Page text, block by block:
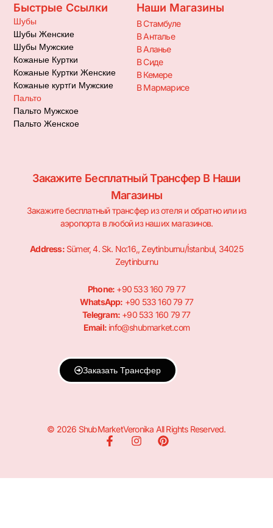
Быстрые Ссылки
Шубы
Шубы Женские
Шубы Мужские
Кожаные Куртки
Кожаные Куртки Женские
Кожаные куртrи Мужские
Пальто
Пальто Мужское
Пальто Женское
Наши Магазины
В Стамбуле
В Анталье
В Аланье
В Сиде
В Кемере
В Мармарисе
Закажите Бесплатный Трансфер В Наши
Магазины
Закажите бесплатный трансфер из отеля и обратно или из
аэропорта в любой из наших магазинов.
Address:Sümer, 4. Sk. No:16,, Zeytinburnu/İstanbul, 34025
Zeytinburnu
Phone: +90 533 160 79 77
WhatsApp: +90 533 160 79 77
Telegram: +90 533 160 79 77
Email: info@shubmarket.com
Заказать Трансфер
© 2026 ShubMarketVeronika All Rights Reserved.
F
I
P